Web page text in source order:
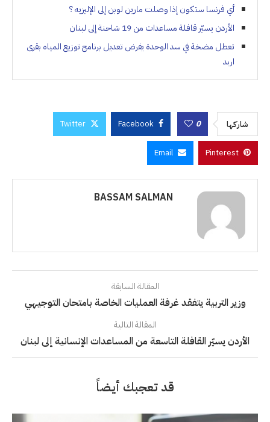
أي فرنسا ستكون إذا وصلت مارين لوبن إلى الإليزيه ؟
الأردن يسيّر قافلة مساعدات من 19 شاحنة إلى لبنان
تعطل مضخة في سد الوحدة يفرض تعديل برنامج توزيع المياه بقرى
اربد
شاركها 0
Facebook
Twitter
Pinterest
Email
BASSAM SALMAN
المقالة السابقة
وزير التربية يتفقد غرفة العمليات الخاصة بامتحان التوجيهي
المقالة التالية
الأردن يسيّر القافلة التاسعة من المساعدات الإنسانية إلى لبنان
قد تعجبك أيضاً